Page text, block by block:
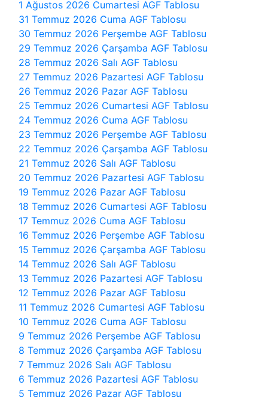
1 Ağustos 2026 Cumartesi AGF Tablosu
31 Temmuz 2026 Cuma AGF Tablosu
30 Temmuz 2026 Perşembe AGF Tablosu
29 Temmuz 2026 Çarşamba AGF Tablosu
28 Temmuz 2026 Salı AGF Tablosu
27 Temmuz 2026 Pazartesi AGF Tablosu
26 Temmuz 2026 Pazar AGF Tablosu
25 Temmuz 2026 Cumartesi AGF Tablosu
24 Temmuz 2026 Cuma AGF Tablosu
23 Temmuz 2026 Perşembe AGF Tablosu
22 Temmuz 2026 Çarşamba AGF Tablosu
21 Temmuz 2026 Salı AGF Tablosu
20 Temmuz 2026 Pazartesi AGF Tablosu
19 Temmuz 2026 Pazar AGF Tablosu
18 Temmuz 2026 Cumartesi AGF Tablosu
17 Temmuz 2026 Cuma AGF Tablosu
16 Temmuz 2026 Perşembe AGF Tablosu
15 Temmuz 2026 Çarşamba AGF Tablosu
14 Temmuz 2026 Salı AGF Tablosu
13 Temmuz 2026 Pazartesi AGF Tablosu
12 Temmuz 2026 Pazar AGF Tablosu
11 Temmuz 2026 Cumartesi AGF Tablosu
10 Temmuz 2026 Cuma AGF Tablosu
9 Temmuz 2026 Perşembe AGF Tablosu
8 Temmuz 2026 Çarşamba AGF Tablosu
7 Temmuz 2026 Salı AGF Tablosu
6 Temmuz 2026 Pazartesi AGF Tablosu
5 Temmuz 2026 Pazar AGF Tablosu